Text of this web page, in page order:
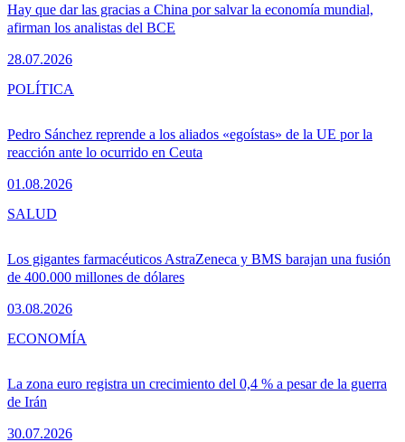
Hay que dar las gracias a China por salvar la economía mundial,
afirman los analistas del BCE
28.07.2026
Pedro Sánchez reprende a los aliados «egoístas» de la UE por la
reacción ante lo ocurrido en Ceuta
01.08.2026
POLÍTICA
Los gigantes farmacéuticos AstraZeneca y BMS barajan una fusión
de 400.000 millones de dólares
03.08.2026
SALUD
La zona euro registra un crecimiento del 0,4 % a pesar de la guerra
de Irán
30.07.2026
ECONOMÍA